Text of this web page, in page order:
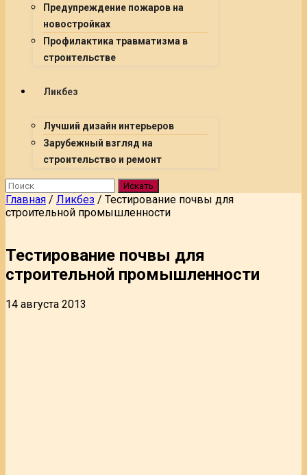
Предупреждение пожаров на
новостройках
Профилактика травматизма в
строительстве
Ликбез
Лучший дизайн интерьеров
Зарубежный взгляд на
строительство и ремонт
Искать
Главная / Ликбез / Тестирование почвы для
строительной промышленности
Тестирование почвы для
строительной промышленности
14 августа 2013